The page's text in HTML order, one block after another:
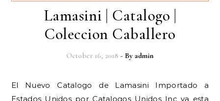
Lamasini | Catalogo |
Coleccion Caballero
October 16, 2018 - By admin
El Nuevo Catalogo de Lamasini Importado a
Estados Unidos por Catalogos Unidos Inc ya esta